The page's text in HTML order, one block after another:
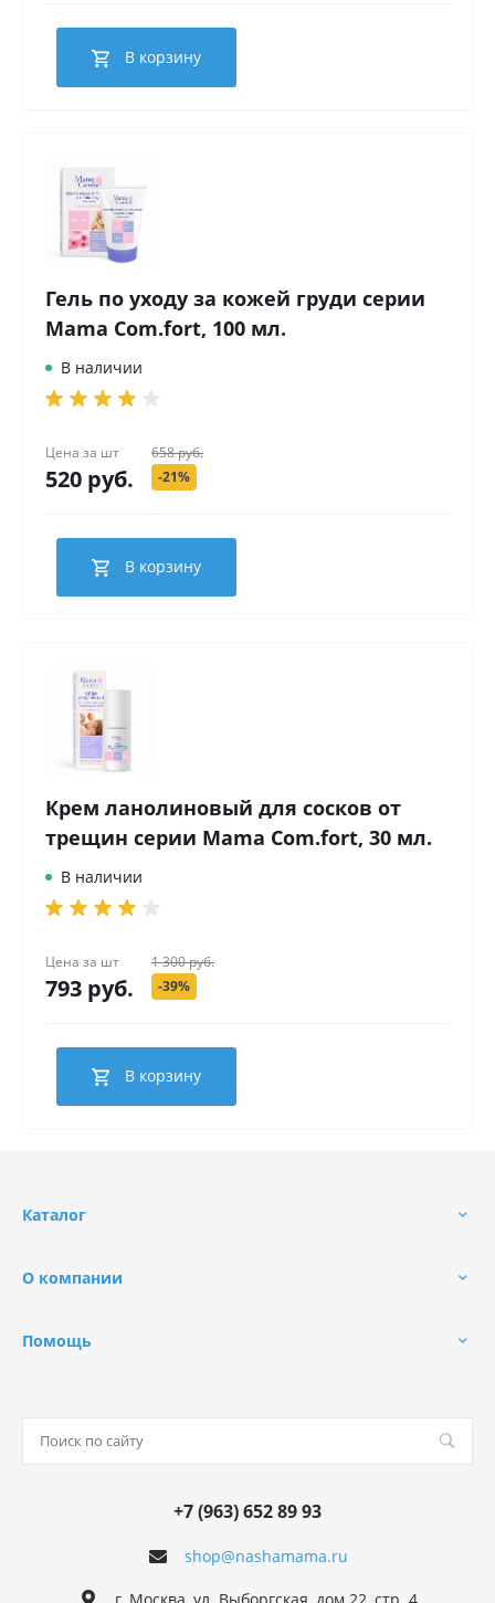
В корзину
Гель по уходу за кожей груди серии
Mama Com.fort, 100 мл.
В наличии
Цена за шт
520 руб.
658 руб.
-21%
В корзину
Крем ланолиновый для сосков от
трещин серии Mama Com.fort, 30 мл.
В наличии
Цена за шт
793 руб.
1 300 руб.
-39%
В корзину
Каталог
О компании
Помощь
shop@nashamama.ru
+7 (963) 652 89 93